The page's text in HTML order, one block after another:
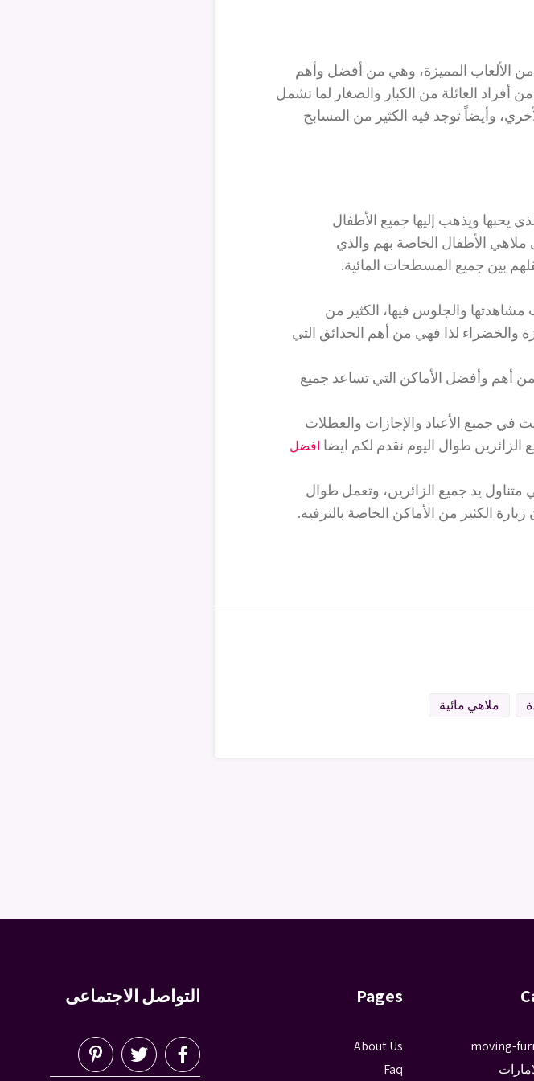
من الألعاب المميزة، وهي من أفضل وأهم
أفراد العائلة من الكبار والصغار لما تشمل
وأيضاً توجد فيه الكثير من المسابح
يحبها ويذهب إليها جميع الأطفال
ملاهي الأطفال الخاصة بهم والذي
بين جميع المسطحات المائية.
مشاهدتها والجلوس فيها، الكثير من
والخضراء لذا فهي من أهم الحدائق التي
أهم وأفضل الأماكن التي تساعد جميع
في جميع الأعياد والإجازات والعطلات
الزائرين طوال اليوم نقدم لكم ايضا افضل
متناول يد جميع الزائرين، وتعمل طوال
الكثير من الأماكن الخاصة بالترفيه.
ملاهي مائية
moving-
Pages
About Us
Faq
التواصل الاجتماعى